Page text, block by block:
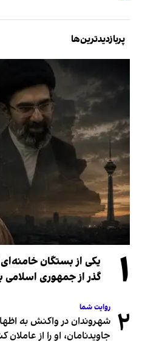
پربازدیدترین‌ها
۱
یکی از بستگان
گذر از جمهوری
۲ روایت شما
شهروندان در واکنش به
جاویدنامان، او را از عاملان